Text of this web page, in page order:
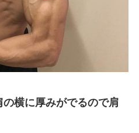
横に厚みがでるので肩